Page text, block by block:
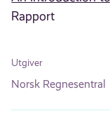
Rapport
Utgiver
Norsk Regnesentral